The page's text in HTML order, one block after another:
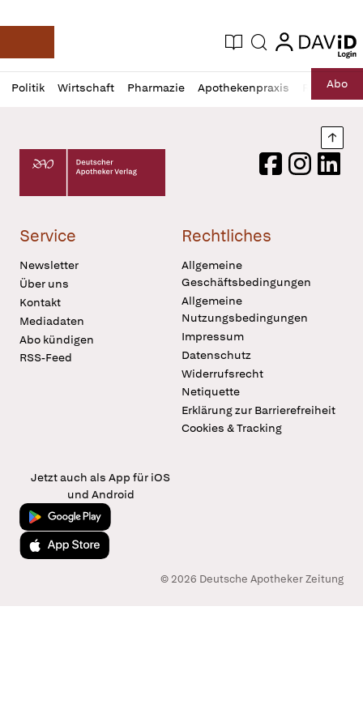
Deutsche Apotheker Zeitung
Aktuelle Ausgabe
Suche login
login
Politik Wirtschaft Pharmazie Apothekenpraxis RechtAbo
Profil
öffnen
Daz
Pur
Deutscher Apotheker Verlag Logo
FacebookInstagram
Service
Newsletter
Über uns
Kontakt
Mediadaten
Abo kündigen
RSS-Feed
Rechtliches
Allgemeine
Geschäftsbedingungen
Allgemeine
Nutzungsbedingungen
Impressum
Datenschutz
Widerrufsrecht
Netiquette
Erklärung zur Barrierefreiheit
Cookies & Tracking
Jetzt auch als App für iOS
und Android
Jetzt bei Google Play
Laden im App Store
© 2026 Deutsche Apotheker Zeitung